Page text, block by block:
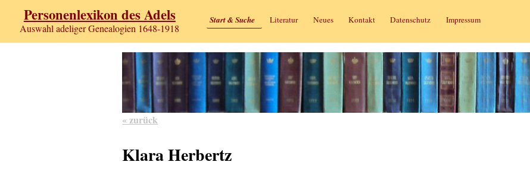
Personenlexikon des Adels
Auswahl adeliger Genealogien 1648-1918
Start & Suche Literatur Neues Kontakt Datenschutz Impressum
« zurück
Klara Herbertz